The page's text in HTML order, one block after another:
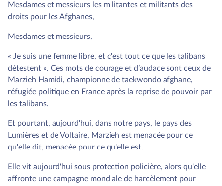
Mesdames et messieurs les militantes et militants des
droits pour les Afghanes,
Mesdames et messieurs,
« Je suis une femme libre, et c'est tout ce que les talibans
détestent ». Ces mots de courage et d’audace sont ceux de
Marzieh Hamidi, championne de taekwondo afghane,
réfugiée politique en France après la reprise de pouvoir par
les talibans.
Et pourtant, aujourd'hui, dans notre pays, le pays des
Lumières et de Voltaire, Marzieh est menacée pour ce
qu'elle dit, menacée pour ce qu'elle est.
Elle vit aujourd'hui sous protection policière, alors qu'elle
affronte une campagne mondiale de harcèlement pour